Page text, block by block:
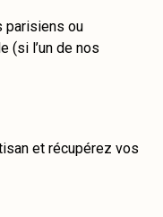
parisiens ou
(si l’un de nos
et récupérez vos